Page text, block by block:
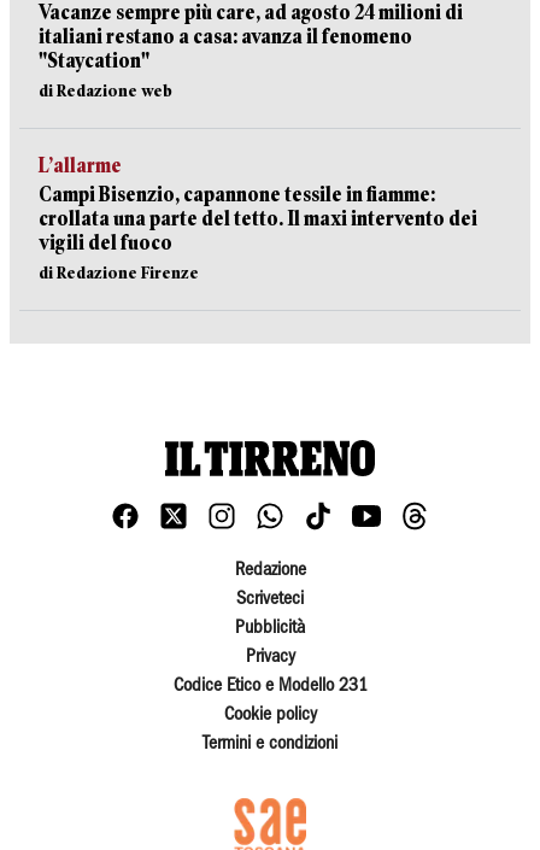
Vacanze sempre più care, ad agosto 24 milioni di
italiani restano a casa: avanza il fenomeno
"Staycation"
di Redazione web
L’allarme
Campi Bisenzio, capannone tessile in fiamme:
crollata una parte del tetto. Il maxi intervento dei
vigili del fuoco
di Redazione Firenze
Redazione
Scriveteci
Pubblicità
Privacy
Codice Etico e Modello 231
Cookie policy
Termini e condizioni